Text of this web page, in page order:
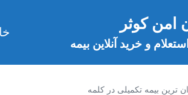
امن کوثر
و خرید آنلاین بیمه
ترین بیمه تکمیلی در کلمه